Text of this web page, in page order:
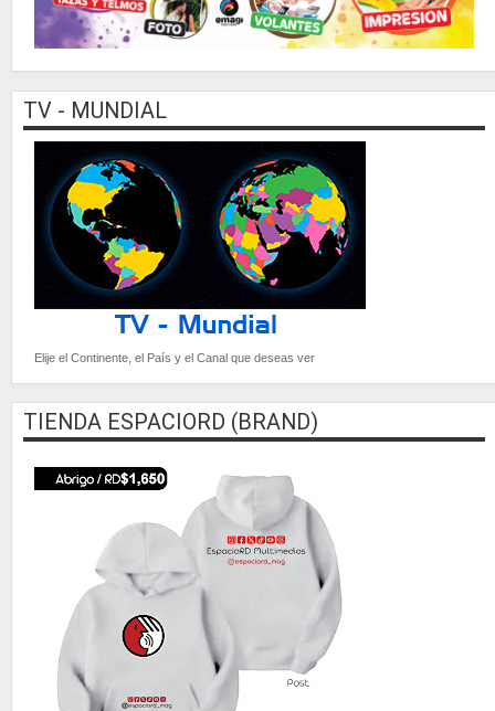
TV - MUNDIAL
Elije el Continente, el País y el Canal que deseas ver
TIENDA ESPACIORD (BRAND)